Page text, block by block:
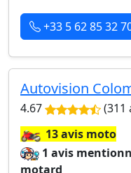
+33 5 62 85 32
Autovision
4.67 (311
🏍️13 avis moto
1 avis
motard